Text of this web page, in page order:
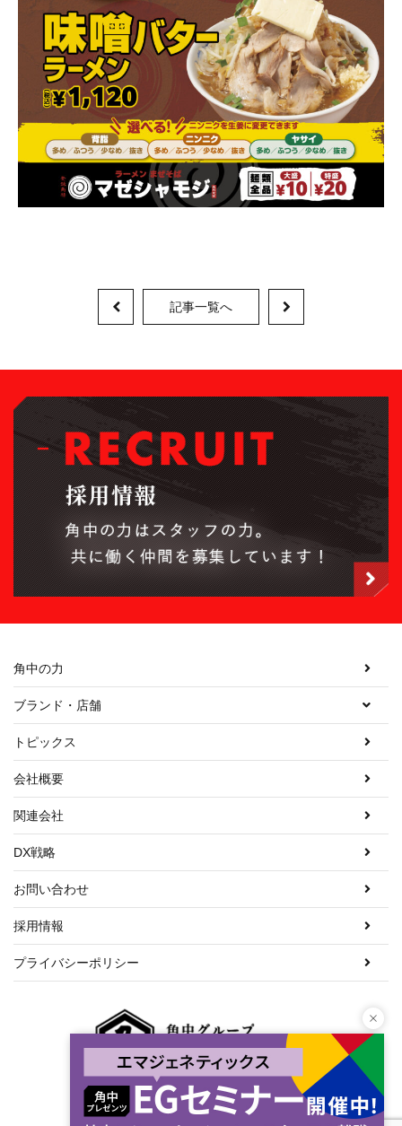
記事一覧へ
角中の力
ブランド・店舗
トピックス
会社概要
関連会社
DX戦略
お問い合わせ
採用情報
プライバシーポリシー